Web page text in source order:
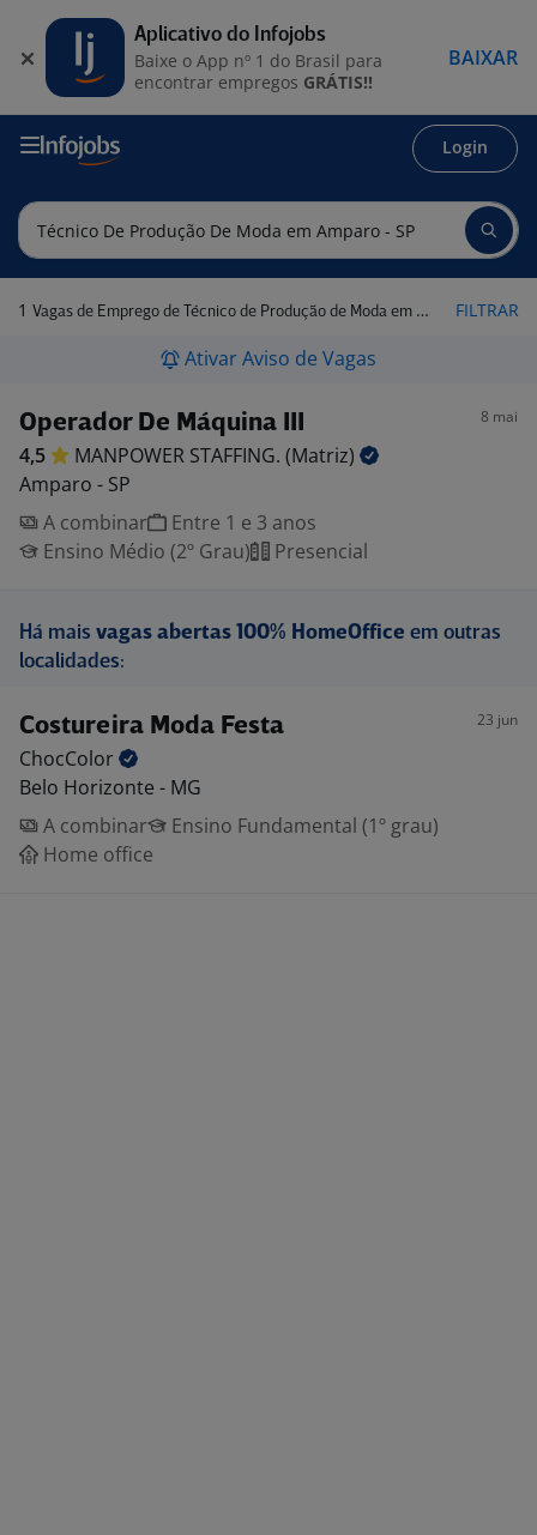
Login
1 Vagas de Emprego de Técnico de Produção de Moda em Amparo - SP FILTRAR
Ativar Aviso de Vagas
Operador De Máquina III 8 mai
4,5 MANPOWER STAFFING. (Matriz)
Amparo - SP
A combinar
Entre 1 e 3 anos
Ensino Médio (2º Grau)
Presencial
Há mais vagas abertas 100% HomeOffice em outras
localidades:
Costureira Moda Festa 23 jun
ChocColor
Belo Horizonte - MG
A combinar
Ensino Fundamental (1º grau)
Home office
Aplicativo do Infojobs
Baixe o App nº 1 do Brasil para
encontrar empregos GRÁTIS!!
BAIXAR